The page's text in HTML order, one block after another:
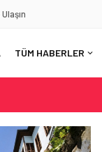
TÜM HABERLER